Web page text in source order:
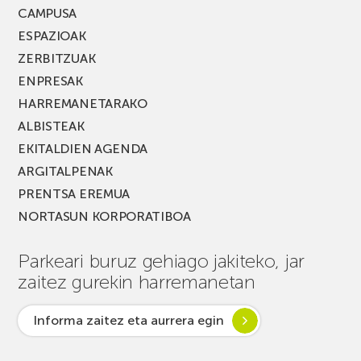
CAMPUSA
ESPAZIOAK
ZERBITZUAK
ENPRESAK
HARREMANETARAKO
ALBISTEAK
EKITALDIEN AGENDA
ARGITALPENAK
PRENTSA EREMUA
NORTASUN KORPORATIBOA
Parkeari buruz gehiago jakiteko, jar
zaitez gurekin harremanetan
Informa zaitez eta aurrera egin